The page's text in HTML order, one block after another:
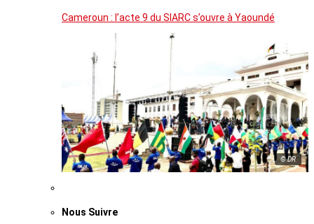
Cameroun : l’acte 9 du SIARC s’ouvre à Yaoundé
© DR
Nous Suivre